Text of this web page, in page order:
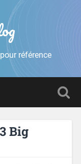
référence
Big